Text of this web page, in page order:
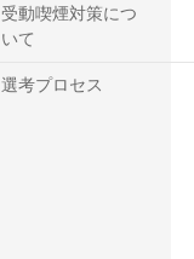
受動喫煙対策につ
いて
選考プロセス